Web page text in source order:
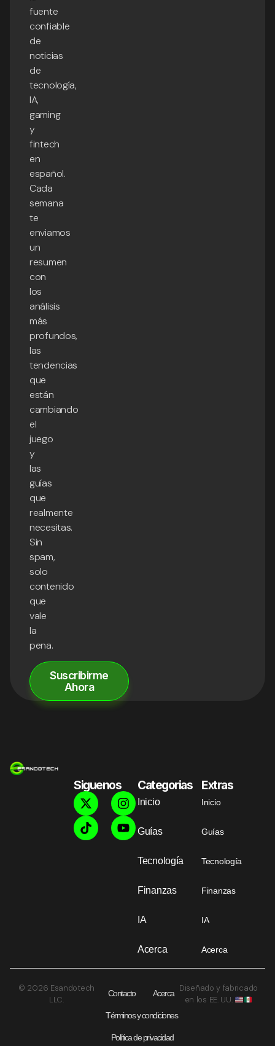
fuente
confiable
de
noticias
de
tecnología,
IA,
gaming
y
fintech
en
español.
Cada
semana
te
enviamos
un
resumen
con
los
análisis
más
profundos,
las
tendencias
que
están
cambiando
el
juego
y
las
guías
que
realmente
necesitas.
Sin
spam,
solo
contenido
que
vale
la
pena.
Suscribirme
Ahora
Siguenos Categorias
Inicio
Guías
Tecnología
Finanzas
IA
Acerca
Extras
Inicio
Guías
Tecnología
Finanzas
IA
Acerca
© 2026 Esandotech
LLC.
Contacto Acerca
Términos y condiciones
Política de privacidad
Diseñado y fabricado
en los EE. UU.